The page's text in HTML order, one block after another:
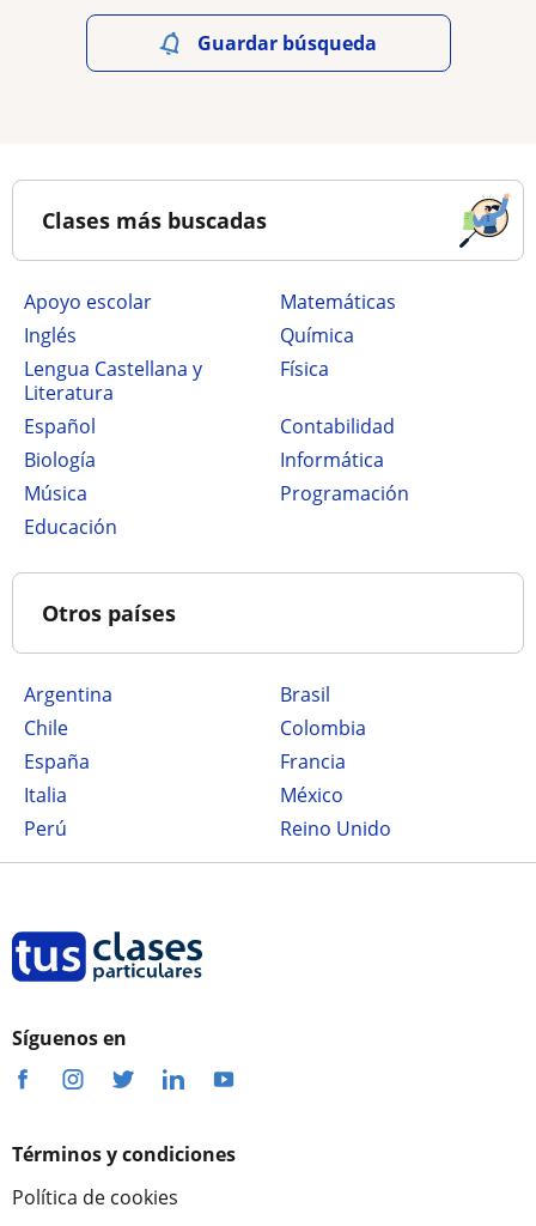
Guardar búsqueda
Clases más buscadas
Apoyo escolar
Matemáticas
Inglés
Química
Lengua Castellana y
Literatura
Física
Español
Contabilidad
Biología
Informática
Música
Programación
Educación
Otros países
Argentina
Brasil
Chile
Colombia
España
Francia
Italia
México
Perú
Reino Unido
Síguenos en
Términos y condiciones
Política de cookies